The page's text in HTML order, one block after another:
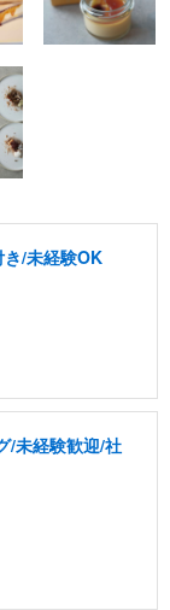
/未経験OK
/未経験歓迎/社